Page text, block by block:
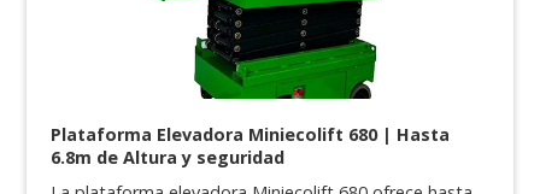
Plataforma Elevadora Miniecolift 680 | Hasta
6.8m de Altura y seguridad